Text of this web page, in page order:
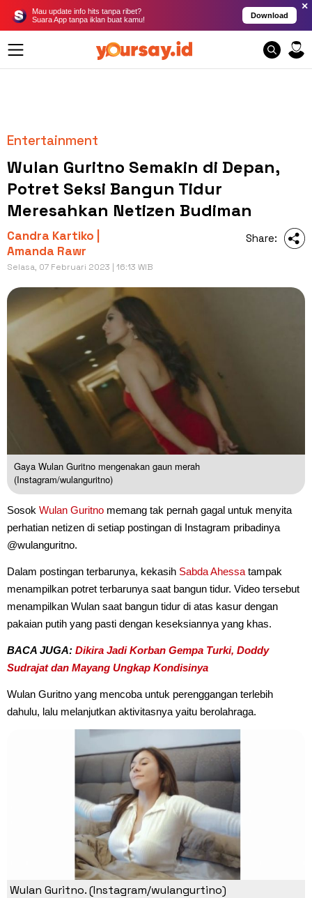
Mau update info hits tanpa ribet?
Suara App tanpa iklan buat kamu!
Download
×
Entertainment
Wulan Guritno Semakin di Depan,
Potret Seksi Bangun Tidur
Meresahkan Netizen Budiman
Candra Kartiko |
Amanda Rawr
Selasa, 07 Februari 2023 | 16:13 WIB
Share:
Gaya Wulan Guritno mengenakan gaun merah
(Instagram/wulanguritno)
Sosok Wulan Guritno memang tak pernah gagal untuk menyita
perhatian netizen di setiap postingan di Instagram pribadinya
@wulanguritno.
Dalam postingan terbarunya, kekasih Sabda Ahessa tampak
menampilkan potret terbarunya saat bangun tidur. Video tersebut
menampilkan Wulan saat bangun tidur di atas kasur dengan
pakaian putih yang pasti dengan keseksiannya yang khas.
BACA JUGA: Dikira Jadi Korban Gempa Turki, Doddy
Sudrajat dan Mayang Ungkap Kondisinya
Wulan Guritno yang mencoba untuk perenggangan terlebih
dahulu, lalu melanjutkan aktivitasnya yaitu berolahraga.
Wulan Guritno. (Instagram/wulangurtino)